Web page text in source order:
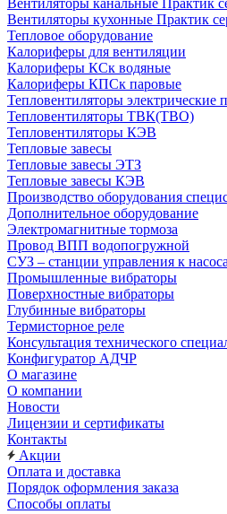
Вентиляторы канальные Практик
Вентиляторы кухонные Практик
Тепловое оборудование
Калориферы для вентиляции
Калориферы КСк водяные
Калориферы КПСк паровые
Тепловентиляторы
Тепловентиляторы ТВК(ТВО)
Тепловентиляторы КЭВ
Тепловые завесы
Тепловые завесы ЭТЗ
Тепловые завесы КЭВ
Производство оборудования
Дополнительное оборудование
Электромагнитные тормоза
Провод ВПП водопогружной
СУЗ – станции управления к
Промышленные вибраторы
Поверхностные вибраторы
Глубинные вибраторы
Термисторное реле
Консультация технического
Конфигуратор АДЧР
О магазине
О компании
Новости
Лицензии и сертификаты
Контакты
Акции
Оплата и доставка
Порядок оформления заказа
Способы оплаты